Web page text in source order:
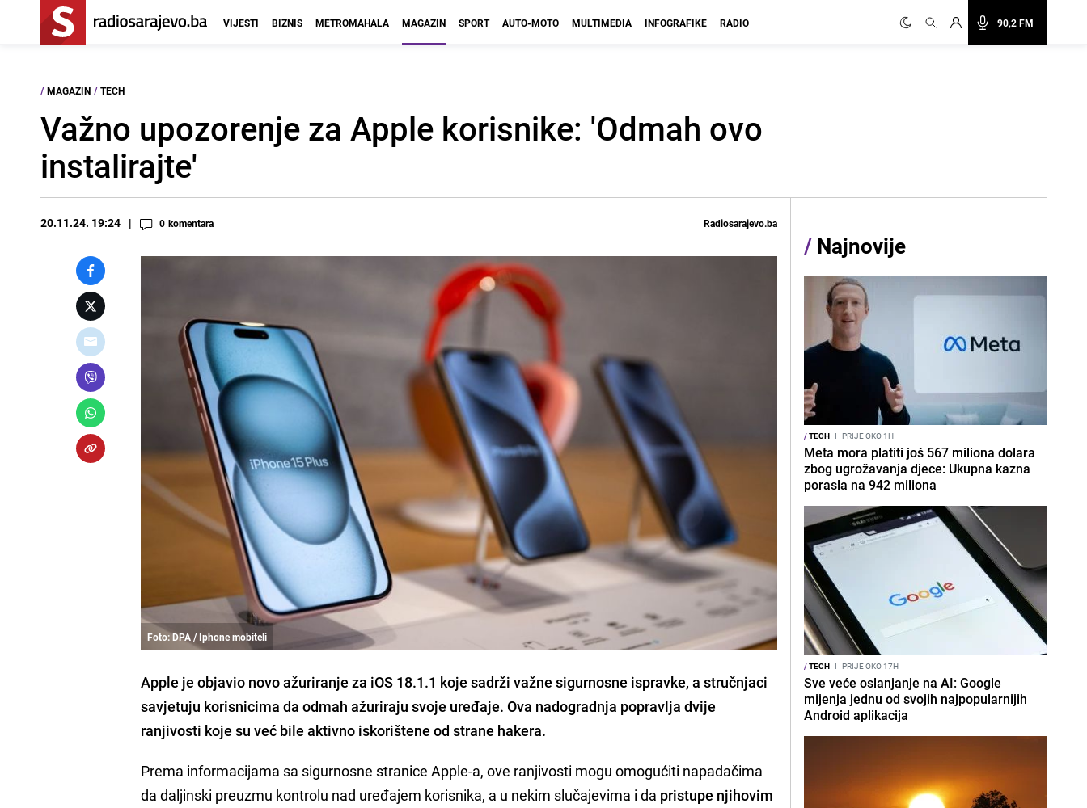
90,2 FM
VIJESTI BIZNIS METROMAHALA MAGAZIN SPORT AUTO-MOTO MULTIMEDIA INFOGRAFIKE RADIO
/ MAGAZIN / TECH
Važno upozorenje za Apple korisnike: 'Odmah ovo
instalirajte'
20.11.24. 19:24 0 komentara Radiosarajevo.ba
Foto: DPA / Iphone mobiteli
Apple je objavio novo ažuriranje za iOS 18.1.1 koje sadrži važne sigurnosne ispravke, a stručnjaci
savjetuju korisnicima da odmah ažuriraju svoje uređaje. Ova nadogradnja popravlja dvije
ranjivosti koje su već bile aktivno iskorištene od strane hakera.
Prema informacijama sa sigurnosne stranice Apple-a, ove ranjivosti mogu omogućiti napadačima
da daljinski preuzmu kontrolu nad uređajem korisnika, a u nekim slučajevima i da pristupe njihovim
/ Najnovije
/TECH I PRIJE OKO 1H
Meta mora platiti još 567 miliona dolara
zbog ugrožavanja djece: Ukupna kazna
porasla na 942 miliona
/TECH I PRIJE OKO 17H
Sve veće oslanjanje na AI: Google
mijenja jednu od svojih najpopularnijih
Android aplikacija